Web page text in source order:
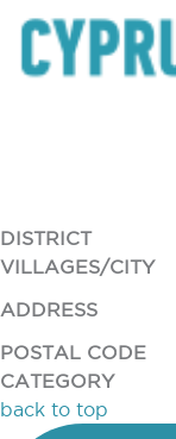
DISTRICT
VILLAGES/CITY
ADDRESS
POSTAL CODE
CATEGORY
back to top